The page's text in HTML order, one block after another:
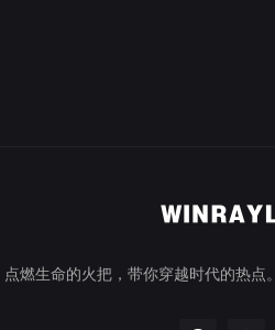
点燃生命的火把，带你穿越时代的热